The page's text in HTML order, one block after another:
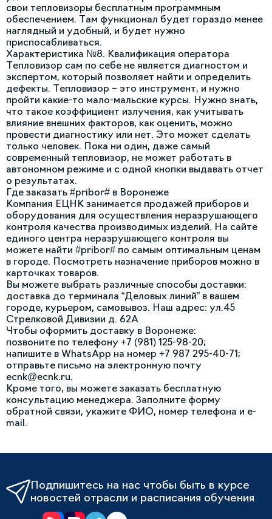
свои тепловизоры бесплатным программным
обеспечением. Там функционал будет гораздо менее
наглядный и удобный, и будет нужно
приспосабливаться.
Характеристика №8. Квалификация оператора
Тепловизор сам по себе не является диагностом и
экспертом, который позволяет найти и определить
дефекты. Тепловизор – это инструмент, и нужно
пройти какие-то мало-мальские курсы. Нужно знать,
что такое коэффициент излучения, как учитывать
влияние внешних факторов, как оценить, можно
провести диагностику или нет. Это может сделать
только человек. Пока ни один, даже самый
современный тепловизор, не может работать в
автономном режиме и с одной кнопки выдавать отчет
о результатах.
Где заказать #pribor# в Воронеже
Компания ЕЦНК занимается продажей приборов и
оборудования для осуществления неразрушающего
контроля качества производимых изделий. На сайте
единого центра неразрушающего контроля вы
можете найти #pribor# по самым оптимальным ценам
в городе. Посмотреть назначение приборов можно в
карточках товаров.
Вы можете выбрать различные способы доставки:
доставка до терминала “Деловых линий” в вашем
городе, курьером, самовывоз. Наш адрес: ул.45
Стрелковой Дивизии д. 62А
Чтобы оформить доставку в Воронеже:
позвоните по телефону +7 (981) 125-98-20;
напишите в WhatsApp на номер +7 987 295-40-71;
отправьте письмо на электронную почту
ecnk@ecnk.ru.
Кроме того, вы можете заказать бесплатную
консультацию менеджера. Заполните форму
обратной связи, укажите ФИО, номер телефона и e-
mail.
Подпишитесь на нас чтобы быть в курсе
новостей отрасли и расписания обучения